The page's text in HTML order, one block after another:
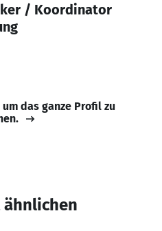
/ Koordinator
das ganze Profil zu